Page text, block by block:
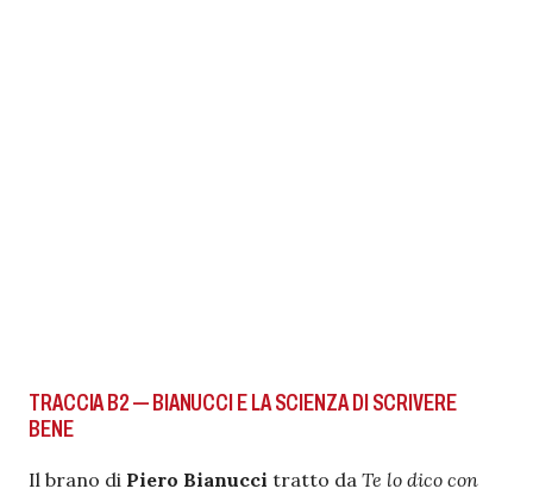
TRACCIA B2 — BIANUCCI E LA SCIENZA DI SCRIVERE
BENE
Il brano di Piero Bianucci tratto da Te lo dico con